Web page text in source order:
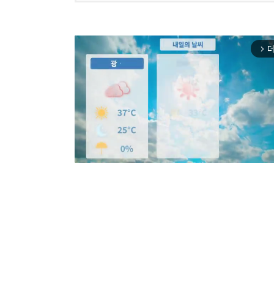
arrow_forward_ios